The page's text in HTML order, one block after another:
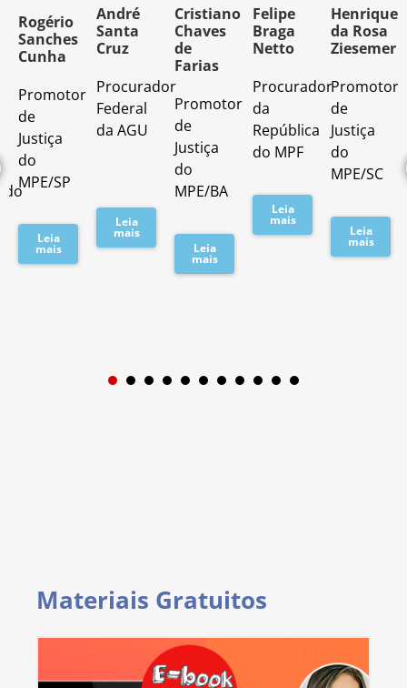
Rogério
Sanches
Cunha
Promotor
de
Justiça
do
MPE/SP
Leia
mais
André
Santa
Cruz
Procurador
Federal
da AGU
Leia
mais
Cristiano
Chaves
de
Farias
Promotor
de
Justiça
do
MPE/BA
Leia
mais
Felipe
Braga
Netto
Procurador
da
República
do MPF
Leia
mais
Henrique
da Rosa
Ziesemer
Promotor
de
Justiça
do
MPE/SC
Leia
mais
1 2 3
Materiais Gratuitos